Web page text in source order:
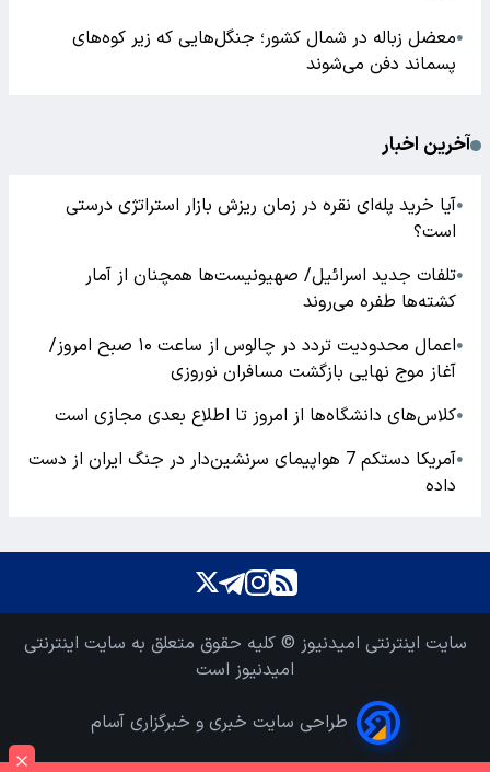
●معضل زباله در شمال کشور؛ جنگل‌هایی که زیر کوه‌های
پسماند دفن می‌شوند
آخرین اخبار
●آیا خرید پله‌ای نقره در زمان ریزش بازار استراتژی درستی
است؟
●تلفات جدید اسرائیل/ صهیونیست‌ها همچنان از آمار
کشته‌ها طفره می‌روند
●
اعمال محدودیت تردد در چالوس از ساعت ۱۰ صبح امروز/
آغاز موج نهایی بازگشت مسافران نوروزی
●کلاس‌های دانشگاه‌ها از امروز تا اطلاع بعدی مجازی است
●
آمریکا دستکم 7 هواپیمای سرنشین‌دار در جنگ ایران از دست
داده
سایت اینترنتی امیدنیوز © کلیه حقوق متعلق به سایت اینترنتی
امیدنیوز است
طراحی سایت خبری و خبرگزاری آسام